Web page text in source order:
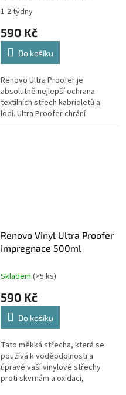
textilních střech
Průměrné
produktu
5,0
5
hvězdiček.
1-2 týdny
590 Kč
Do košíku
Renovo Ultra Proofer je
absolutně nejlepší ochrana
textilních střech kabrioletů a
lodí. Ultra Proofer chrání
materiál střechy před
Renovo Vinyl Ultra Proofer
impregnace 500ml
Skladem (>5 ks)
590 Kč
Do košíku
Tato měkká střecha, která se
používá k voděodolnosti a
úpravě vaší vinylové střechy
proti skvrnám a oxidaci,